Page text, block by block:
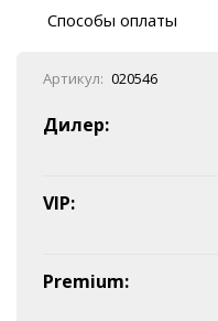
“BlaBlaCar” (по ЮФО)
Способы оплаты
Наличные
Эквайринг
Оплата на P/C
Артикул: 020546
Дилер:
VIP:
Premium: